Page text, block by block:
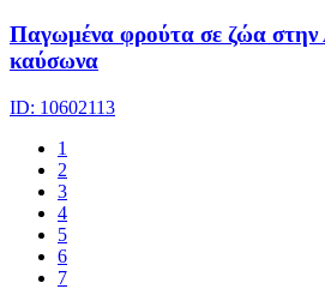
Παγωμένα φρούτα σε ζώα
καύσωνα
ID: 10602113
1
2
3
4
5
6
7